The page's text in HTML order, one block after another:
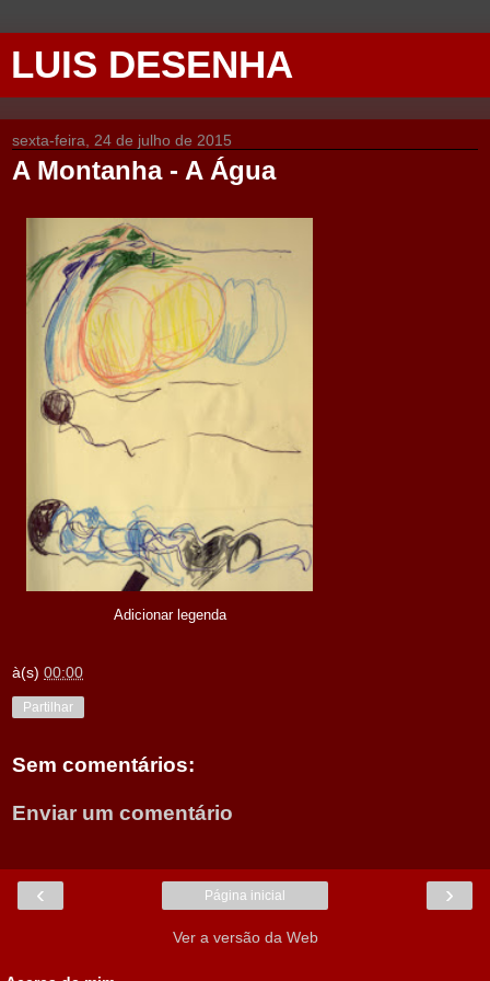
LUIS DESENHA
sexta-feira, 24 de julho de 2015
A Montanha - A Água
Adicionar legenda
à(s) 00:00
Partilhar
Sem comentários:
Enviar um comentário
‹ ›
Página inicial
Ver a versão da Web